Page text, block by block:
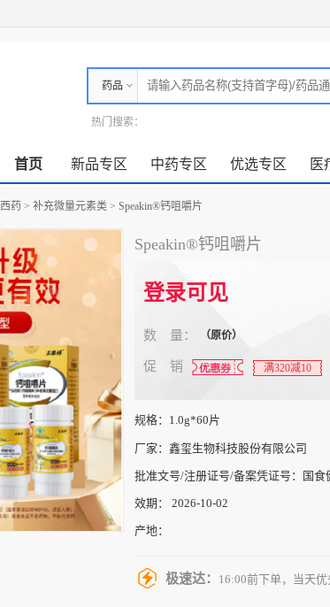
药品
热门搜索：
首页 新品专区 中药专区 优选专区 医
西药 > 补充微量元素类 > Speakin®钙咀嚼片
Speakin®钙咀嚼片
登录可见
数 量： （原价）
促 销 满320减10
规格： 1.0g*60片
厂家： 鑫玺生物科技股份有限公司
批准文号/注册证号/备案凭证号： 国食
效期： 2026-10-02
产地：
极速达： 16:00前下单，当天